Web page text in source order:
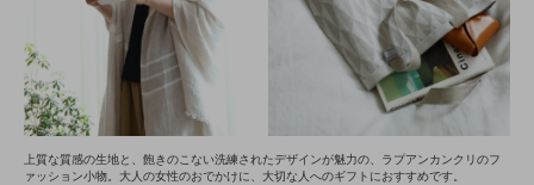
上質な質感の生地と、飽きのこない洗練されたデザインが魅力の、ラプアンカンクリのフ
ァッション小物。大人の女性のおでかけに、大切な人へのギフトにおすすめです。